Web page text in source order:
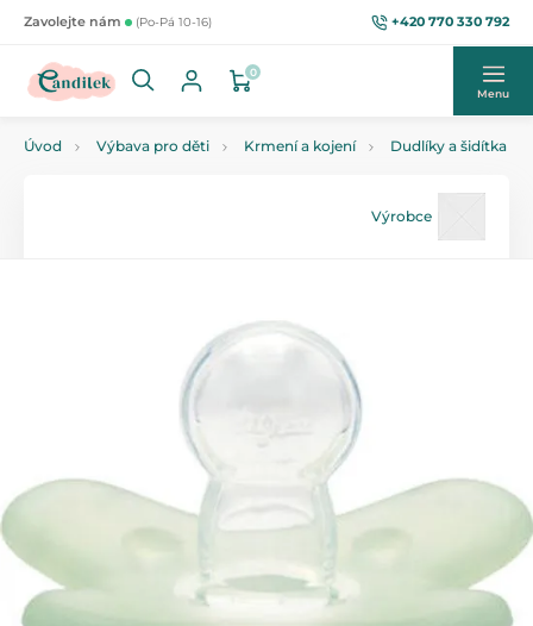
Zavolejte nám (Po-Pá 10-16) +420 770 330 792
0
Menu
Úvod Výbava pro děti Krmení a kojení Dudlíky a šidítka
Výrobce